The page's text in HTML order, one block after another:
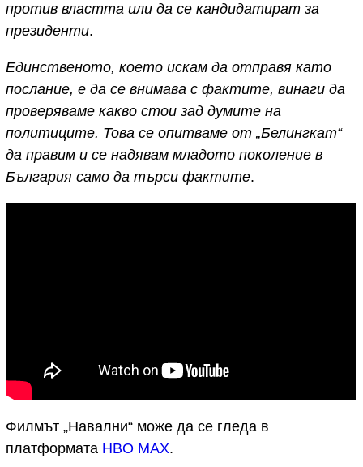
против властта или да се кандидатират за
президенти.
Единственото, което искам да отправя като
послание, е да се внимава с фактите, винаги да
проверяваме какво стои зад думите на
политиците. Това се опитваме от „Белингкат“
да правим и се надявам младото поколение в
България само да търси фактите.
Филмът „Навални“ може да се гледа в
платформата HBO MAX.